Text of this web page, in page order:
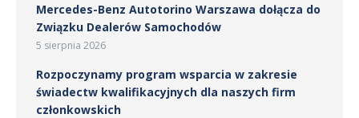
Mercedes-Benz Autotorino Warszawa dołącza do
Związku Dealerów Samochodów
5 sierpnia 2026
Rozpoczynamy program wsparcia w zakresie
świadectw kwalifikacyjnych dla naszych firm
członkowskich